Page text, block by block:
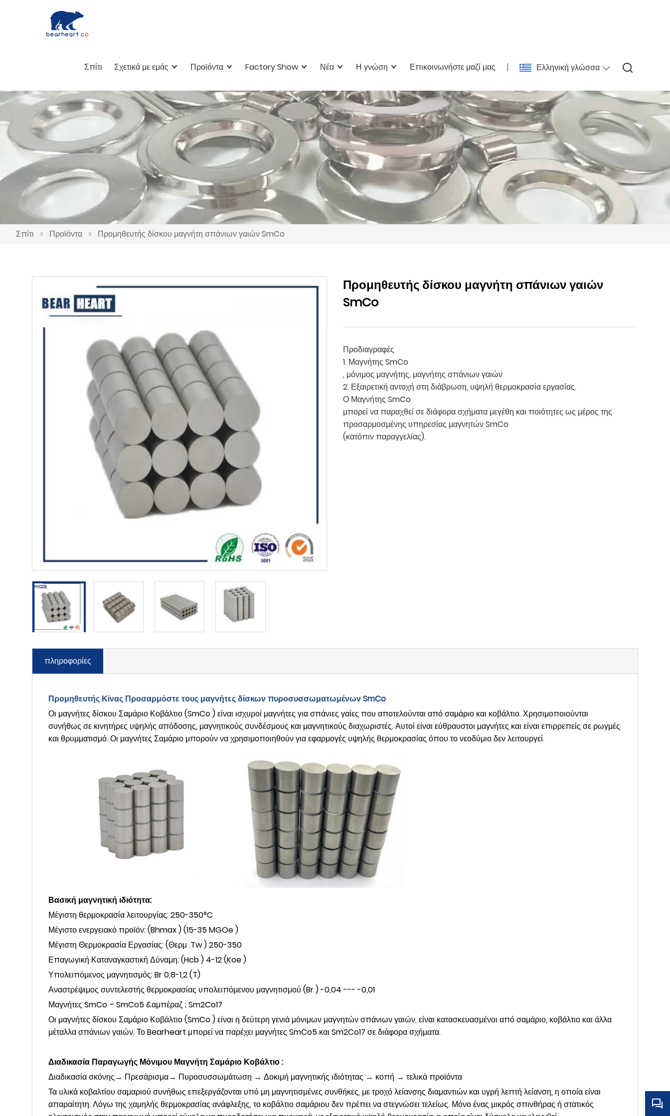
Ελληνική γλώσσα
Σπίτι Σχετικά με εμάς Προϊόντα Factory Show Νέα Η γνώση Επικοινωνήστε μαζί μας
Σπίτι > Προϊόντα > Προμηθευτής δίσκου μαγνήτη σπάνιων γαιών SmCo
Προμηθευτής δίσκου μαγνήτη σπάνιων γαιών
SmCo
Προδιαγραφές
1. Μαγνήτης SmCo
, μόνιμος μαγνήτης, μαγνήτης σπάνιων γαιών
2. Εξαιρετική αντοχή στη διάβρωση, υψηλή θερμοκρασία εργασίας.
Ο Μαγνήτης SmCo
μπορεί να παραχθεί σε διάφορα σχήματα μεγέθη και ποιότητες ως μέρος της
προσαρμοσμένης υπηρεσίας μαγνητών SmCo
(κατόπιν παραγγελίας).
πληροφορίες
Προμηθευτής Κίνας Προσαρμόστε τους μαγνήτες δίσκων πυροσυσσωματωμένων SmCo
Οι μαγνήτες δίσκου Σαμάριο Κοβάλτιο (SmCo ) είναι ισχυροί μαγνήτες για σπάνιες γαίες που αποτελούνται από σαμάριο και κοβάλτιο. Χρησιμοποιούνται
συνήθως σε κινητήρες υψηλής απόδοσης, μαγνητικούς συνδέσμους και μαγνητικούς διαχωριστές. Αυτοί είναι εύθραυστοι μαγνήτες και είναι επιρρεπείς σε ρωγμές
και θρυμματισμό. Οι μαγνήτες Σαμάριο μπορούν να χρησιμοποιηθούν για εφαρμογές υψηλής θερμοκρασίας όπου το νεοδύμιο δεν λειτουργεί.
Βασική μαγνητική ιδιότητα:
Μέγιστη θερμοκρασία λειτουργίας: 250-350°C
Μέγιστο ενεργειακό προϊόν: (Bhmax ) (15-35 MGOe )
Μέγιστη Θερμοκρασία Εργασίας: (Θερμ .Tw ) 250-350
Επαγωγική Καταναγκαστική Δύναμη: (Hcb ) 4-12 (Koe )
Υπολειπόμενος μαγνητισμός: Br 0,8-1,2 (T)
Αναστρέψιμος συντελεστής θερμοκρασίας υπολειπόμενου μαγνητισμού (Br ) -0,04 --- -0,01
Μαγνήτες SmCo – SmCo5 &αμπέραζ ; Sm2Co17
Οι μαγνήτες δίσκου Σαμάριο Κοβάλτιο (SmCo ) είναι η δεύτερη γενιά μόνιμων μαγνητών σπάνιων γαιών, είναι κατασκευασμένοι από σαμάριο, κοβάλτιο και άλλα
μέταλλα σπάνιων γαιών. Το Bearheart μπορεί να παρέχει μαγνήτες SmCo5 και Sm2Co17 σε διάφορα σχήματα.
Διαδικασία Παραγωγής Μόνιμου Μαγνήτη Σαμάριο Κοβάλτιο :
Διαδικασία σκόνης→ Πρεσάρισμα→ Πυροσυσσωμάτωση → Δοκιμή μαγνητικής ιδιότητας → κοπή → τελικά προϊόντα
Τα υλικά κοβαλτίου σαμαριού συνήθως επεξεργάζονται υπό μη μαγνητισμένες συνθήκες, με τροχό λείανσης διαμαντιών και υγρή λεπτή λείανση, η οποία είναι
απαραίτητη. Λόγω της χαμηλής θερμοκρασίας ανάφλεξης, το κοβάλτιο σαμάριου δεν πρέπει να στεγνώσει τελείως. Μόνο ένας μικρός σπινθήρας ή στατικός